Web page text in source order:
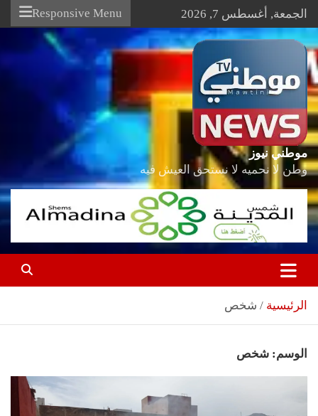
Skip
content
الجمعة, أغسطس 7, 2026 Responsive Menu
موطني نيوز
وطن لا نحميه لا نستحق العيش فيه
الرئيسية شخص
الوسم: شخص